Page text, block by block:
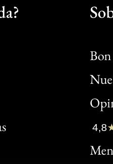
Bon
Clic
Bon
4,8